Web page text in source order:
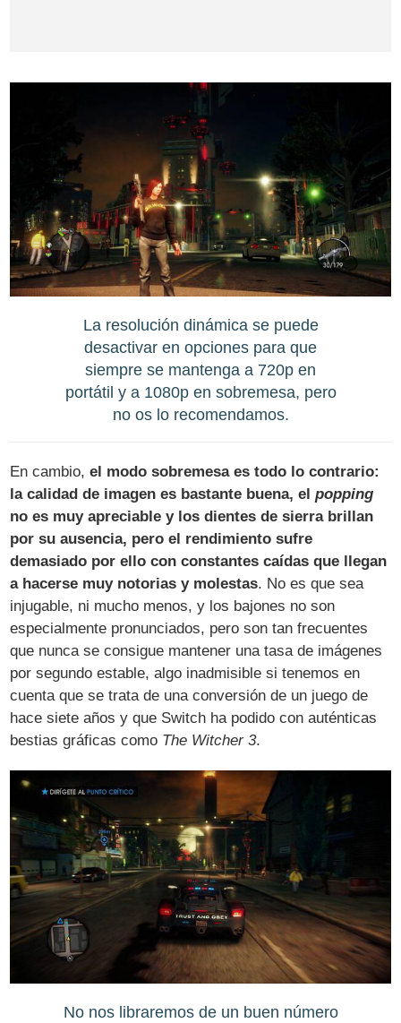
La resolución dinámica se puede
desactivar en opciones para que
siempre se mantenga a 720p en
portátil y a 1080p en sobremesa, pero
no os lo recomendamos.
En cambio,el modo sobremesa es todo lo contrario:
la calidad de imagen es bastante buena, elpopping
no es muy apreciable y los dientes de sierra brillan
por su ausencia, pero el rendimiento sufre
demasiado por ello con constantes caídas que llegan
a hacerse muy notorias y molestas. No es que sea
injugable, ni mucho menos, y los bajones no son
especialmente pronunciados, pero son tan frecuentes
que nunca se consigue mantener una tasa de imágenes
por segundo estable, algo inadmisible si tenemos en
cuenta que se trata de una conversión de un juego de
hace siete años y que Switch ha podido con auténticas
bestias gráficas como The Witcher 3.
No nos libraremos de un buen número